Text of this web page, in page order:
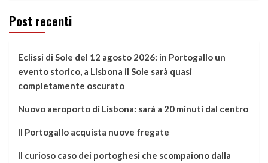
Post recenti
Eclissi di Sole del 12 agosto 2026: in Portogallo un
evento storico, a Lisbona il Sole sarà quasi
completamente oscurato
Nuovo aeroporto di Lisbona: sarà a 20 minuti dal centro
Il Portogallo acquista nuove fregate
Il curioso caso dei portoghesi che scompaiono dalla